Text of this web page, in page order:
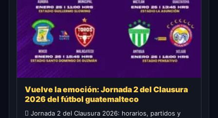
Vuelve la emoción: Jornada 2 del Clausura
2026 del fútbol guatemalteco
 Jornada 2 del Clausura 2026: horarios, partidos y